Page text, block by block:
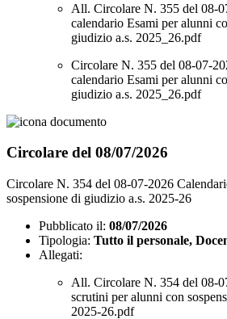
All. Circolare N. 355 del 08-
calendario Esami per alunni
giudizio a.s. 2025_26.pdf
Circolare N. 355 del 08-07-
calendario Esami per alunni
giudizio a.s. 2025_26.pdf
Circolare del 08/07/2026
Circolare N. 354 del 08-07-2026
sospensione di giudizio a.s. 2025-26
Pubblicato il: 08/07/2026
Tipologia: Tutto il personale,
Allegati:
All. Circolare N. 354 del 08-
scrutini per alunni con
2025-26.pdf